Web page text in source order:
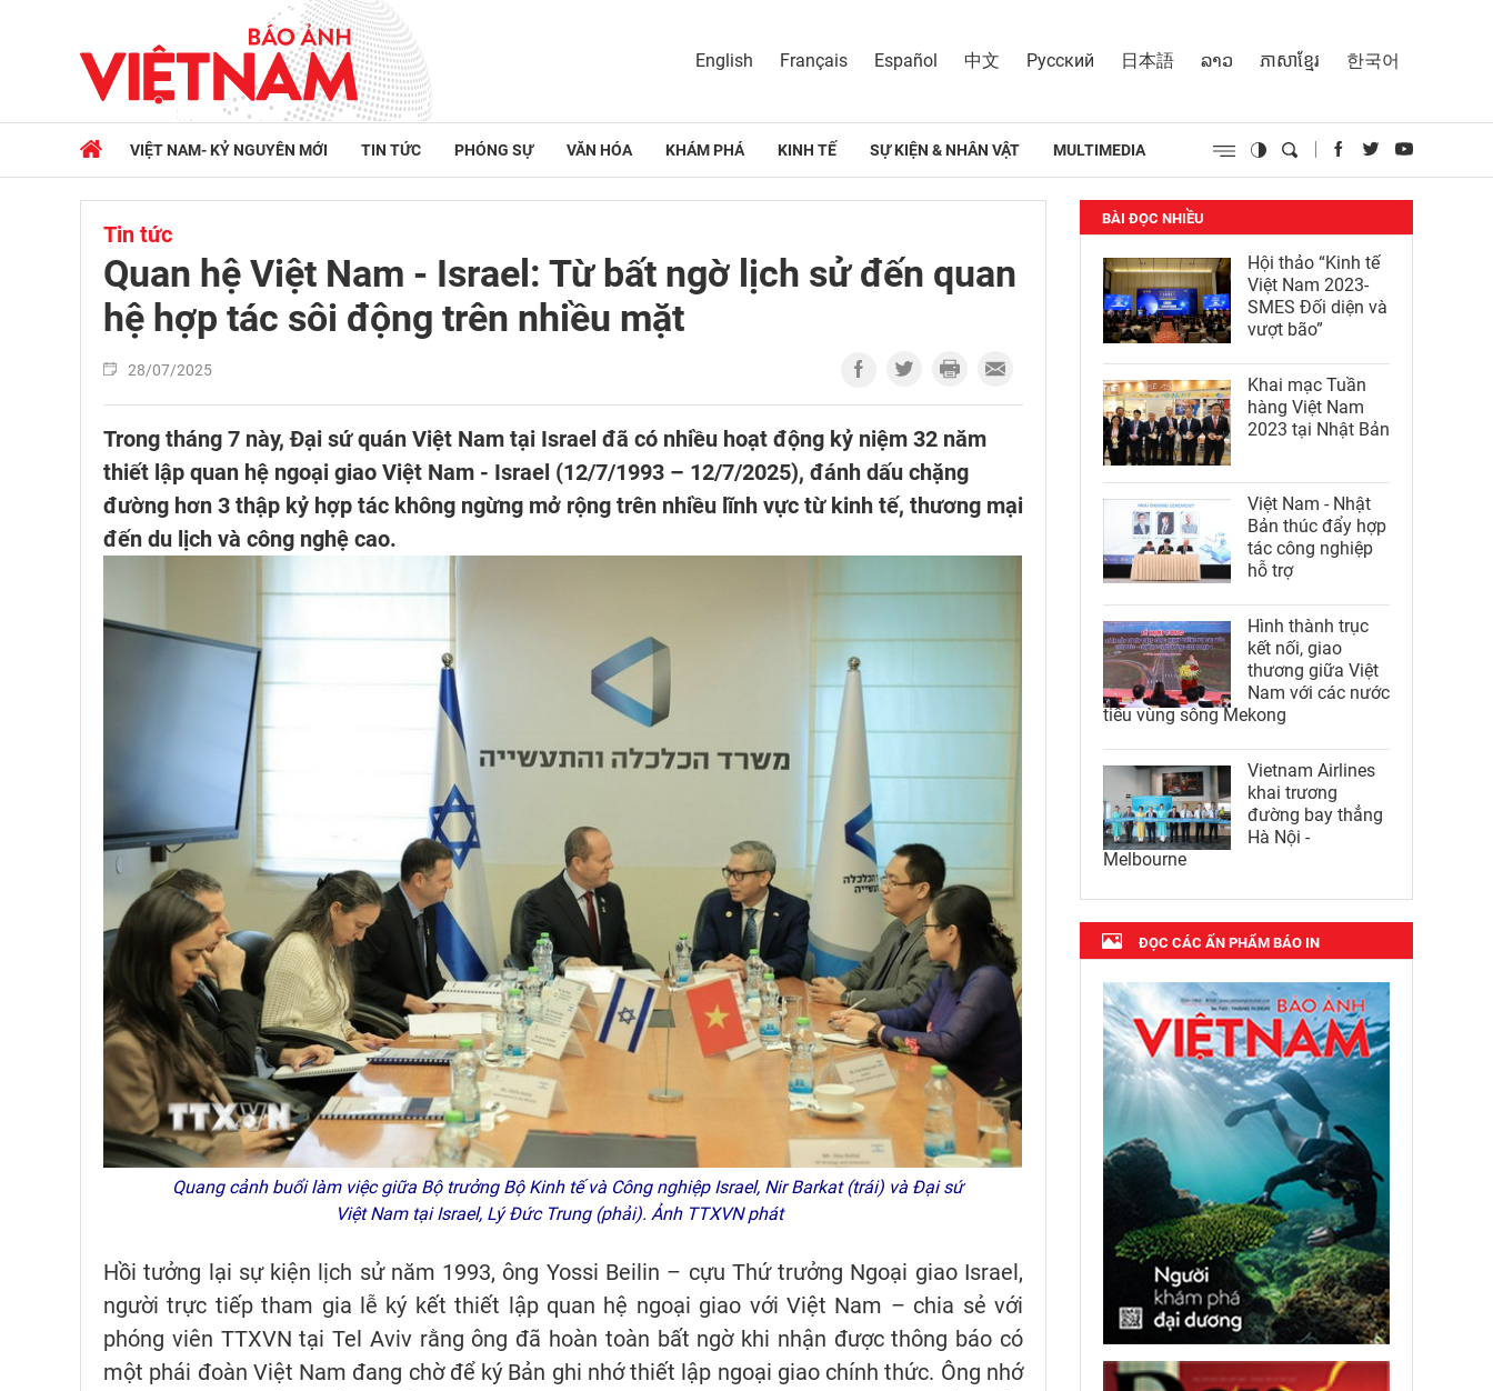
English Français Español 中文 Русский 日本語 ລາວ ភាសាខ្មែរ 한국어
VIỆT NAM- KỶ NGUYÊN MỚI TIN TỨC PHÓNG SỰ VĂN HÓA KHÁM PHÁ KINH TẾ SỰ KIỆN & NHÂN VẬT MULTIMEDIA
Tin tức
Quan hệ Việt Nam - Israel: Từ bất ngờ lịch sử đến quan
hệ hợp tác sôi động trên nhiều mặt
28/07/2025
Trong tháng 7 này, Đại sứ quán Việt Nam tại Israel đã có nhiều hoạt động kỷ niệm 32 năm
thiết lập quan hệ ngoại giao Việt Nam - Israel (12/7/1993 – 12/7/2025), đánh dấu chặng
đường hơn 3 thập kỷ hợp tác không ngừng mở rộng trên nhiều lĩnh vực từ kinh tế, thương mại
đến du lịch và công nghệ cao.
Quang cảnh buổi làm việc giữa Bộ trưởng Bộ Kinh tế và Công nghiệp Israel, Nir Barkat (trái) và Đại sứ
Việt Nam tại Israel, Lý Đức Trung (phải). Ảnh TTXVN phát
Hồi tưởng lại sự kiện lịch sử năm 1993, ông Yossi Beilin – cựu Thứ trưởng Ngoại giao Israel,
người trực tiếp tham gia lễ ký kết thiết lập quan hệ ngoại giao với Việt Nam – chia sẻ với
phóng viên TTXVN tại Tel Aviv rằng ông đã hoàn toàn bất ngờ khi nhận được thông báo có
một phái đoàn Việt Nam đang chờ để ký Bản ghi nhớ thiết lập ngoại giao chính thức. Ông nhớ
BÀI ĐỌC NHIỀU
Hội thảo “Kinh tế
Việt Nam 2023-
SMES Đối diện và
vượt bão”
Khai mạc Tuần
hàng Việt Nam
2023 tại Nhật Bản
Việt Nam - Nhật
Bản thúc đẩy hợp
tác công nghiệp
hỗ trợ
Hình thành trục
kết nối, giao
thương giữa Việt
Nam với các nước
tiểu vùng sông Mekong
Vietnam Airlines
khai trương
đường bay thẳng
Hà Nội -
Melbourne
ĐỌC CÁC ẤN PHẨM BÁO IN